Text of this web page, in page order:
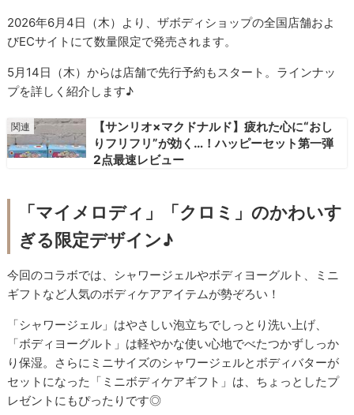
2026年6月4日（木）より、ザボディショップの全国店舗およ
びECサイトにて数量限定で発売されます。
5月14日（木）からは店舗で先行予約もスタート。ラインナッ
プを詳しく紹介します♪
【サンリオ×マクドナルド】疲れた心に“おし
りフリフリ”が効く…！ハッピーセット第一弾
2点最速レビュー
「マイメロディ」「クロミ」のかわいす
ぎる限定デザイン♪
今回のコラボでは、シャワージェルやボディヨーグルト、ミニ
ギフトなど人気のボディケアアイテムが勢ぞろい！
「シャワージェル」はやさしい泡立ちでしっとり洗い上げ、
「ボディヨーグルト」は軽やかな使い心地でべたつかずしっか
り保湿。さらにミニサイズのシャワージェルとボディバターが
セットになった「ミニボディケアギフト」は、ちょっとしたプ
レゼントにもぴったりです◎